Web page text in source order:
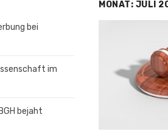
MONAT: JULI
bei
im
bejaht